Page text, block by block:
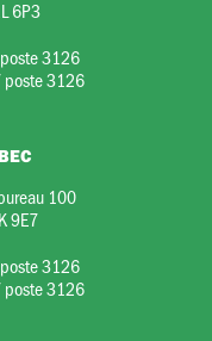
6P3
3126
3126
100
9E7
3126
3126